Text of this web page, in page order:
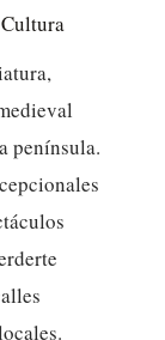
península.